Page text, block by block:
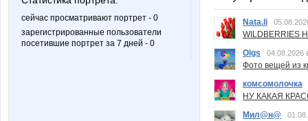
сейчас просматривают портрет - 0
зарегистрированные пользователи
посетившие портрет за 7 дней - 0
Nata.li
Olgs
04.08.2026
Фото вещей из
комсомолочка
НУ КАКАЯ
Мил@н@